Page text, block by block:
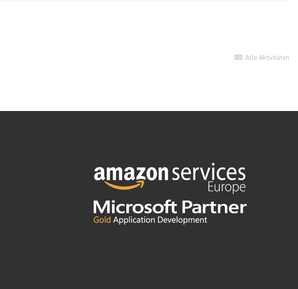
Alle Aktivitäten